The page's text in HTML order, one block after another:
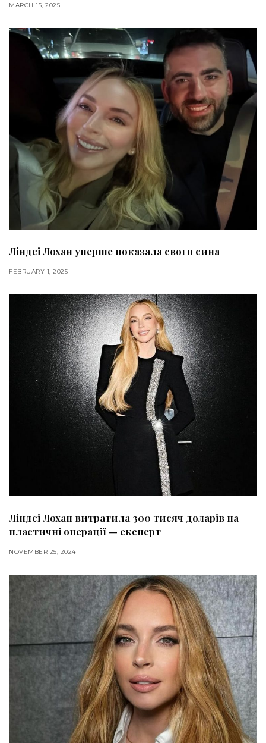
MARCH 15, 2025
Ліндсі Лохан уперше показала свого сина
FEBRUARY 1, 2025
Ліндсі Лохан витратила 300 тисяч доларів на
пластичні операції — експерт
NOVEMBER 25, 2024